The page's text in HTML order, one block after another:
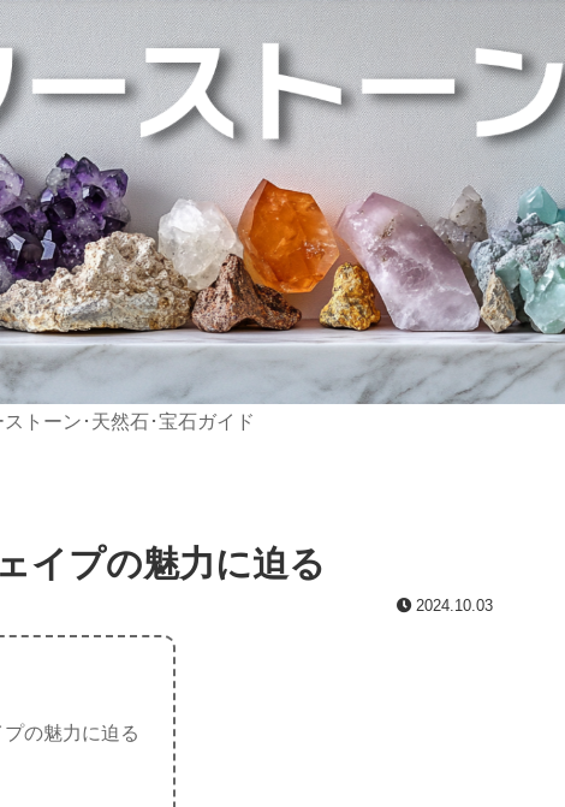
トーン･天然石･宝石ガイド
イプの魅力に迫る
2024.10.03
の魅力に迫る